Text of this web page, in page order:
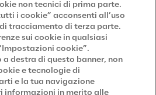
non tecnici di prima parte.
i cookie” acconsenti all’uso
tracciamento di terza parte.
sui cookie in qualsiasi
cookie”.
destra di questo banner, non
e tecnologie di
e la tua navigazione
informazioni in merito alle